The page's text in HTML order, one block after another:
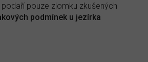
pouze zlomku zkušených
podmínek u jezírka